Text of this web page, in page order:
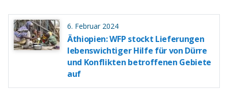
6. Februar 2024
Äthiopien: WFP stockt Lieferungen
lebenswichtiger Hilfe für von Dürre
und Konflikten betroffenen Gebiete
auf